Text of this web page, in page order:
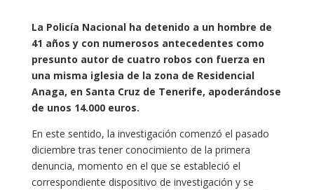
La Policía Nacional ha detenido a un hombre de
41 años y con numerosos antecedentes como
presunto autor de cuatro robos con fuerza en
una misma iglesia de la zona de Residencial
Anaga, en Santa Cruz de Tenerife, apoderándose
de unos 14.000 euros.
En este sentido, la investigación comenzó el pasado
diciembre tras tener conocimiento de la primera
denuncia, momento en el que se estableció el
correspondiente dispositivo de investigación y se